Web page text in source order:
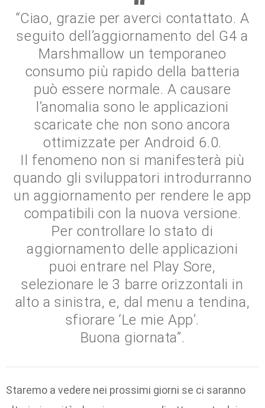
“Ciao, grazie per averci contattato. A
seguito dell’aggiornamento del G4 a
Marshmallow un temporaneo
consumo più rapido della batteria
può essere normale. A causare
l’anomalia sono le applicazioni
scaricate che non sono ancora
ottimizzate per Android 6.0.
Il fenomeno non si manifesterà più
quando gli sviluppatori introdurranno
un aggiornamento per rendere le app
compatibili con la nuova versione.
Per controllare lo stato di
aggiornamento delle applicazioni
puoi entrare nel Play Sore,
selezionare le 3 barre orizzontali in
alto a sinistra, e, dal menu a tendina,
sfiorare ‘Le mie App’.
Buona giornata”.
Staremo a vedere nei prossimi giorni se ci saranno